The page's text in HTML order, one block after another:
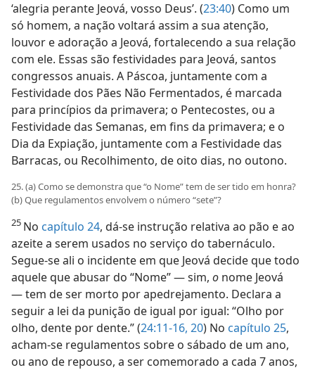
‘alegria perante Jeová, vosso Deus’. (23:40) Como um
só homem, a nação voltará assim a sua atenção,
louvor e adoração a Jeová, fortalecendo a sua relação
com ele. Essas são festividades para Jeová, santos
congressos anuais. A Páscoa, juntamente com a
Festividade dos Pães Não Fermentados, é marcada
para princípios da primavera; o Pentecostes, ou a
Festividade das Semanas, em fins da primavera; e o
Dia da Expiação, juntamente com a Festividade das
Barracas, ou Recolhimento, de oito dias, no outono.
25. (a) Como se demonstra que “o Nome” tem de ser tido em honra?
(b) Que regulamentos envolvem o número “sete”?
25 No capítulo 24, dá-se instrução relativa ao pão e ao
azeite a serem usados no serviço do tabernáculo.
Segue-se ali o incidente em que Jeová decide que todo
aquele que abusar do “Nome” — sim, o nome Jeová
— tem de ser morto por apedrejamento. Declara a
seguir a lei da punição de igual por igual: “Olho por
olho, dente por dente.” (24:11-16, 20) No capítulo 25,
acham-se regulamentos sobre o sábado de um ano,
ou ano de repouso, a ser comemorado a cada 7 anos,